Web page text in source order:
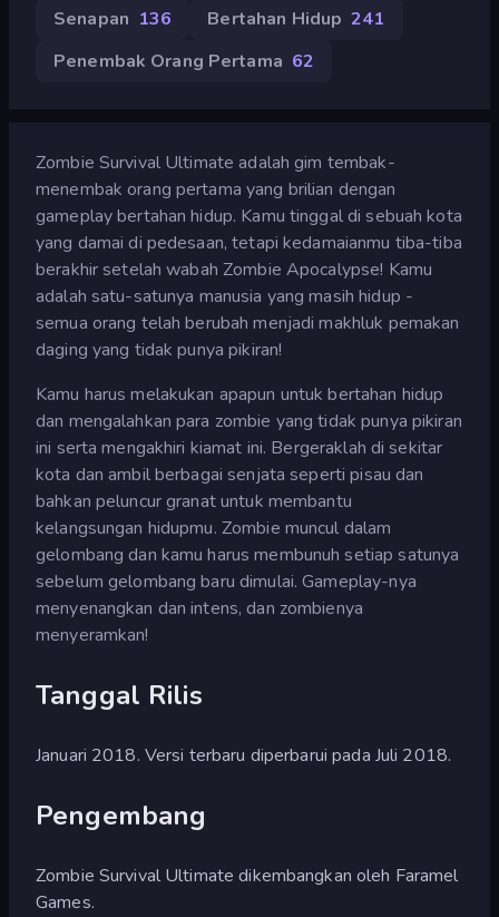
Senapan 136 Bertahan Hidup 241
Penembak Orang Pertama 62
Zombie Survival Ultimate adalah gim tembak-
menembak orang pertama yang brilian dengan
gameplay bertahan hidup. Kamu tinggal di sebuah kota
yang damai di pedesaan, tetapi kedamaianmu tiba-tiba
berakhir setelah wabah Zombie Apocalypse! Kamu
adalah satu-satunya manusia yang masih hidup -
semua orang telah berubah menjadi makhluk pemakan
daging yang tidak punya pikiran!
Kamu harus melakukan apapun untuk bertahan hidup
dan mengalahkan para zombie yang tidak punya pikiran
ini serta mengakhiri kiamat ini. Bergeraklah di sekitar
kota dan ambil berbagai senjata seperti pisau dan
bahkan peluncur granat untuk membantu
kelangsungan hidupmu. Zombie muncul dalam
gelombang dan kamu harus membunuh setiap satunya
sebelum gelombang baru dimulai. Gameplay-nya
menyenangkan dan intens, dan zombienya
menyeramkan!
Tanggal Rilis
Januari 2018. Versi terbaru diperbarui pada Juli 2018.
Pengembang
Zombie Survival Ultimate dikembangkan oleh Faramel
Games.